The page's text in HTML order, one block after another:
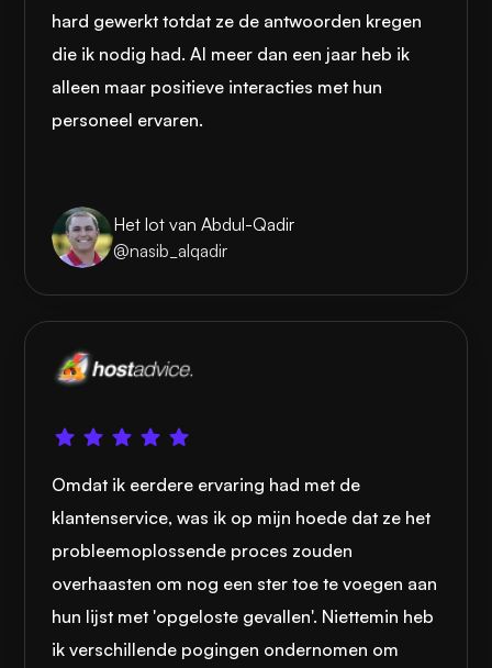
hard gewerkt totdat ze de antwoorden kregen
die ik nodig had. Al meer dan een jaar heb ik
alleen maar positieve interacties met hun
personeel ervaren.
Het lot van Abdul-Qadir
@nasib_alqadir
Omdat ik eerdere ervaring had met de
klantenservice, was ik op mijn hoede dat ze het
probleemoplossende proces zouden
overhaasten om nog een ster toe te voegen aan
hun lijst met 'opgeloste gevallen'. Niettemin heb
ik verschillende pogingen ondernomen om